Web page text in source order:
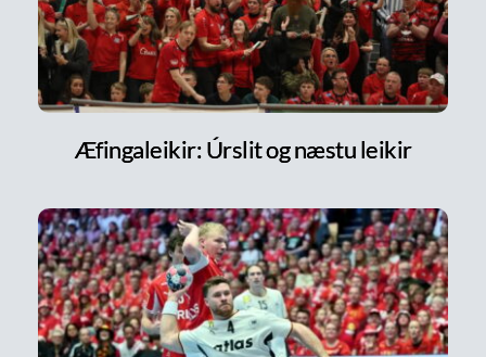
Æfingaleikir: Úrslit og næstu leikir